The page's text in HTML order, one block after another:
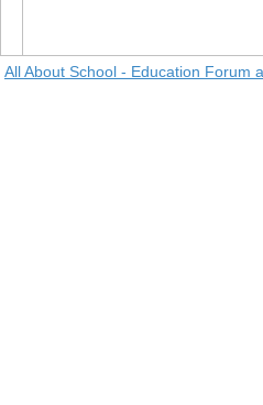
All About School - Education Forum